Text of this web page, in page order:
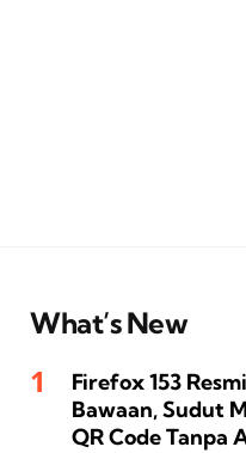
What’s New
Firefox 153
Bawaan, Sudut
QR Code Tanpa